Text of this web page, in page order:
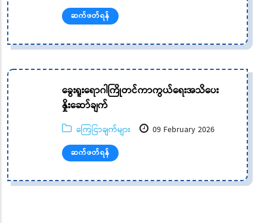
ဆက်ဖတ်ရန်
ခွေးရူးရောဂါကြိုတင်ကာကွယ်ရေးအသိပေး
နှိုးဆော်ချက်
ကြေငြာချက်များ 09 February 2026
ဆက်ဖတ်ရန်